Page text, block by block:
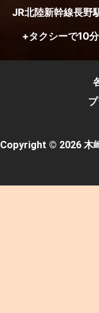
JR北陸新幹線長野
+タクシーで10分
Copyright © 2026 木